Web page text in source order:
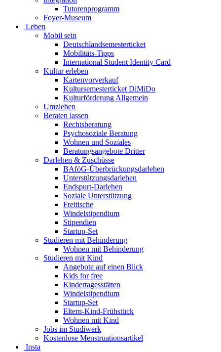
Tutorenprogramm
Foyer-Museum
Leben
Mobil sein
Deutschlandsemesterticket
Mobilitäts-Tipps
International Student Identity Card
Kultur erleben
Kartenvorverkauf
Kultursemesterticket DiMiDo
Kulturförderung Allgemein
Umziehen
Beraten lassen
Rechtsberatung
Psychosoziale Beratung
Wohnen und Soziales
Beratungsangebote Dritter
Darlehen & Zuschüsse
BAföG-Überbrückungsdarlehen
Unterstützungsdarlehen
Endspurt-Darlehen
Soziale Unterstützung
Freitische
Windelstipendium
Stipendien
Startup-Set
Studieren mit Behinderung
Wohnen mit Behinderung
Studieren mit Kind
Angebote auf einen Blick
Kids for free
Kindertagesstätten
Windelstipendium
Startup-Set
Eltern-Kind-Frühstück
Wohnen mit Kind
Jobs im Studiwerk
Kostenlose Menstruationsartikel
Insta